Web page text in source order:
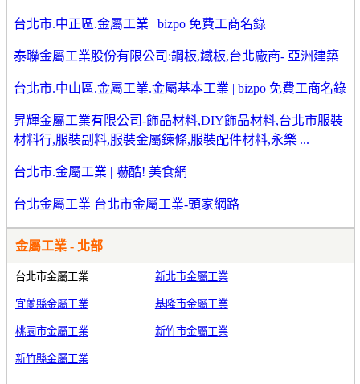
台北市.中正區.金屬工業 | bizpo 免費工商名錄
泰聯金屬工業股份有限公司:鋼板,鐵板,台北廠商- 亞洲建築
台北市.中山區.金屬工業.金屬基本工業 | bizpo 免費工商名錄
昇輝金屬工業有限公司-飾品材料,DIY飾品材料,台北市服裝
材料行,服裝副料,服裝金屬鍊條,服裝配件材料,永樂 ...
台北市.金屬工業 | 嚇酷! 美食網
台北金屬工業 台北市金屬工業-頭家網路
金屬工業 - 北部
台北市金屬工業 新北市金屬工業
宜蘭縣金屬工業 基隆市金屬工業
桃園市金屬工業 新竹市金屬工業
新竹縣金屬工業